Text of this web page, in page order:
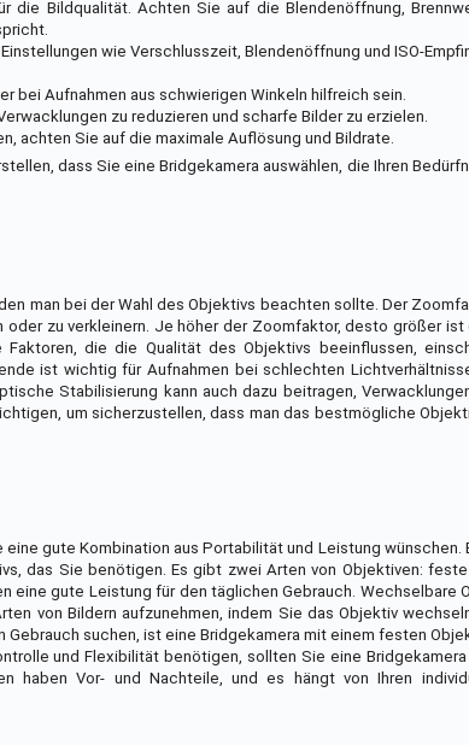
die Bildqualität. Achten Sie auf die Blendenöffnung,
wie Verschlusszeit, Blendenöffnung und ISO-
bei Aufnahmen aus schwierigen Winkeln hilfreich sein.
zu reduzieren und scharfe Bilder zu erzielen.
achten Sie auf die maximale Auflösung und Bildrate.
dass Sie eine Bridgekamera auswählen, die Ihren
man bei der Wahl des Objektivs beachten sollte. Der
zu verkleinern. Je höher der Zoomfaktor, desto größer
die die Qualität des Objektivs beeinflussen,
ist wichtig für Aufnahmen bei schlechten
Stabilisierung kann auch dazu beitragen,
um sicherzustellen, dass man das bestmögliche
gute Kombination aus Portabilität und Leistung wünschen.
das Sie benötigen. Es gibt zwei Arten von Objektiven:
eine gute Leistung für den täglichen Gebrauch. Wechselbare
von Bildern aufzunehmen, indem Sie das Objektiv
suchen, ist eine Bridgekamera mit einem festen
und Flexibilität benötigen, sollten Sie eine
haben Vor- und Nachteile, und es hängt von Ihren